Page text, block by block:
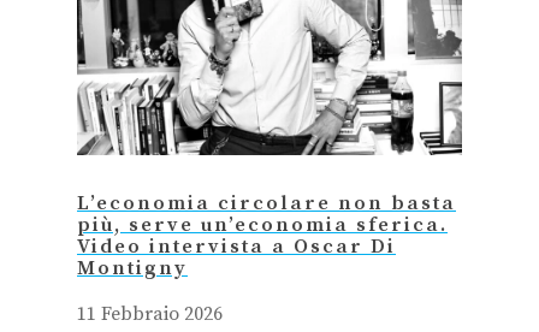
L’economia circolare non basta
più, serve un’economia sferica.
Video intervista a Oscar Di
Montigny
11 Febbraio 2026